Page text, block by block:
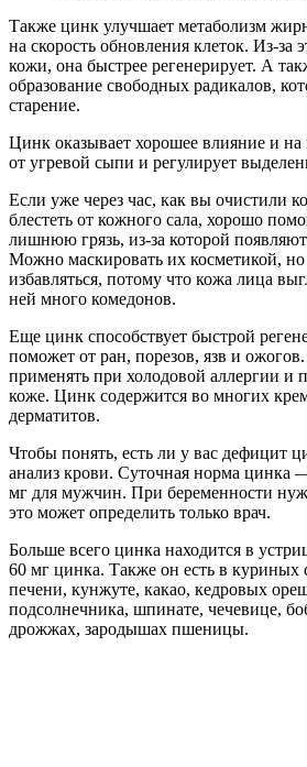
Также цинк улучшает метаболизм
на скорость обновления клеток. Из-за
кожи, она быстрее регенерирует. А
образование свободных радикалов,
старение.
Цинк оказывает хорошее влияние и
от угревой сыпи и регулирует
Если уже через час, как вы очистили
блестеть от кожного сала, хорошо
лишнюю грязь, из-за которой
Можно маскировать их косметикой,
избавляться, потому что кожа лица
ней много комедонов.
Еще цинк способствует быстрой
поможет от ран, порезов, язв и
применять при холодовой аллергии и
коже. Цинк содержится во многих
дерматитов.
Чтобы понять, есть ли у вас дефицит
анализ крови. Суточная норма
мг для мужчин. При беременности
это может определить только врач.
Больше всего цинка находится в
60 мг цинка. Также он есть в куриных
печени, кунжуте, какао, кедровых
подсолнечника, шпинате, чечевице,
дрожжах, зародышах пшеницы.